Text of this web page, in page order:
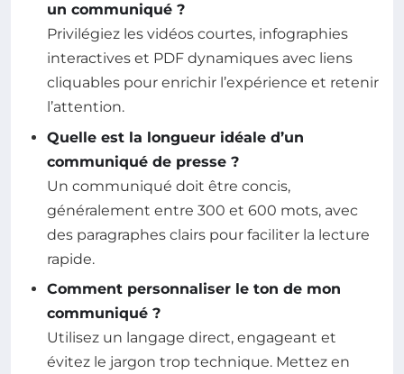
un communiqué ?
Privilégiez les vidéos courtes, infographies
interactives et PDF dynamiques avec liens
cliquables pour enrichir l’expérience et retenir
l’attention.
Quelle est la longueur idéale d’un
communiqué de presse ?
Un communiqué doit être concis,
généralement entre 300 et 600 mots, avec
des paragraphes clairs pour faciliter la lecture
rapide.
Comment personnaliser le ton de mon
communiqué ?
Utilisez un langage direct, engageant et
évitez le jargon trop technique. Mettez en